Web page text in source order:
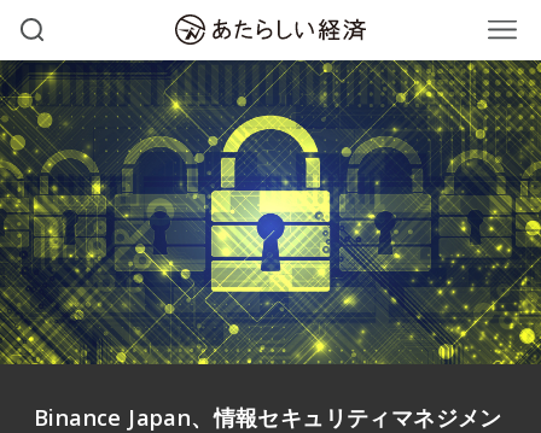
Binance Japan、情報セキュリティマネジメン